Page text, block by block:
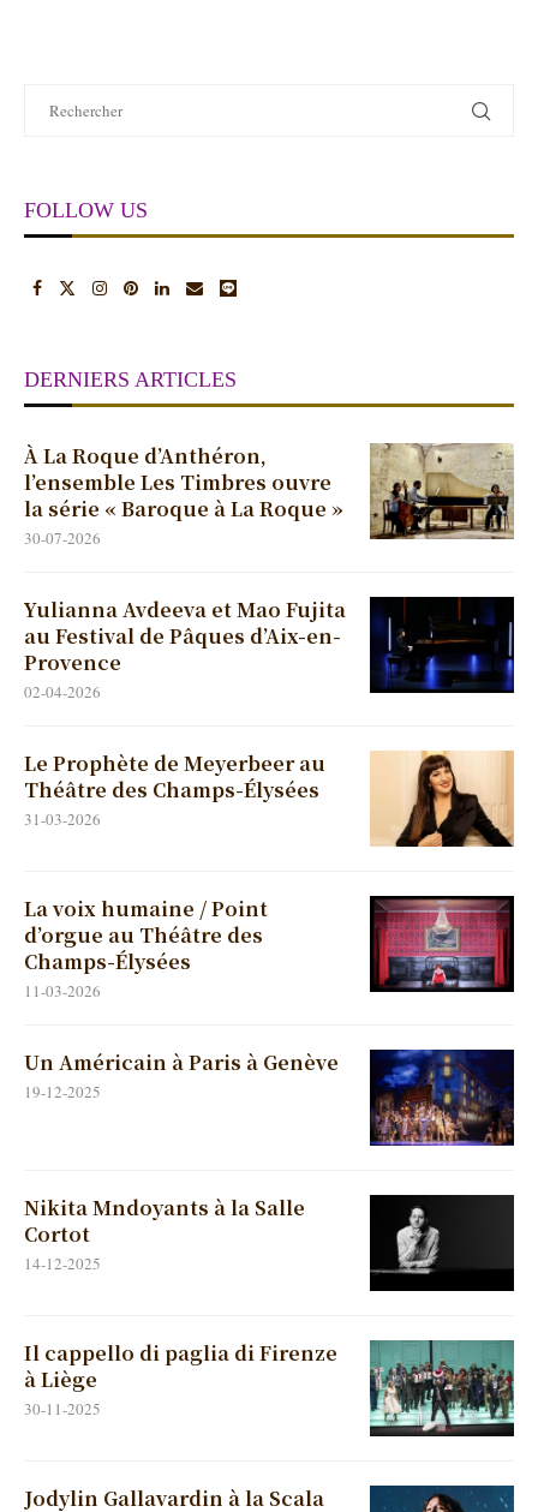
FOLLOW US
DERNIERS ARTICLES
À La Roque d’Anthéron,
l’ensemble Les Timbres ouvre
la série « Baroque à La Roque »
30-07-2026
Yulianna Avdeeva et Mao Fujita
au Festival de Pâques d’Aix-en-
Provence
02-04-2026
Le Prophète de Meyerbeer au
Théâtre des Champs-Élysées
31-03-2026
La voix humaine / Point
d’orgue au Théâtre des
Champs-Élysées
11-03-2026
Un Américain à Paris à Genève
19-12-2025
Nikita Mndoyants à la Salle
Cortot
14-12-2025
Il cappello di paglia di Firenze
à Liège
30-11-2025
Jodylin Gallavardin à la Scala